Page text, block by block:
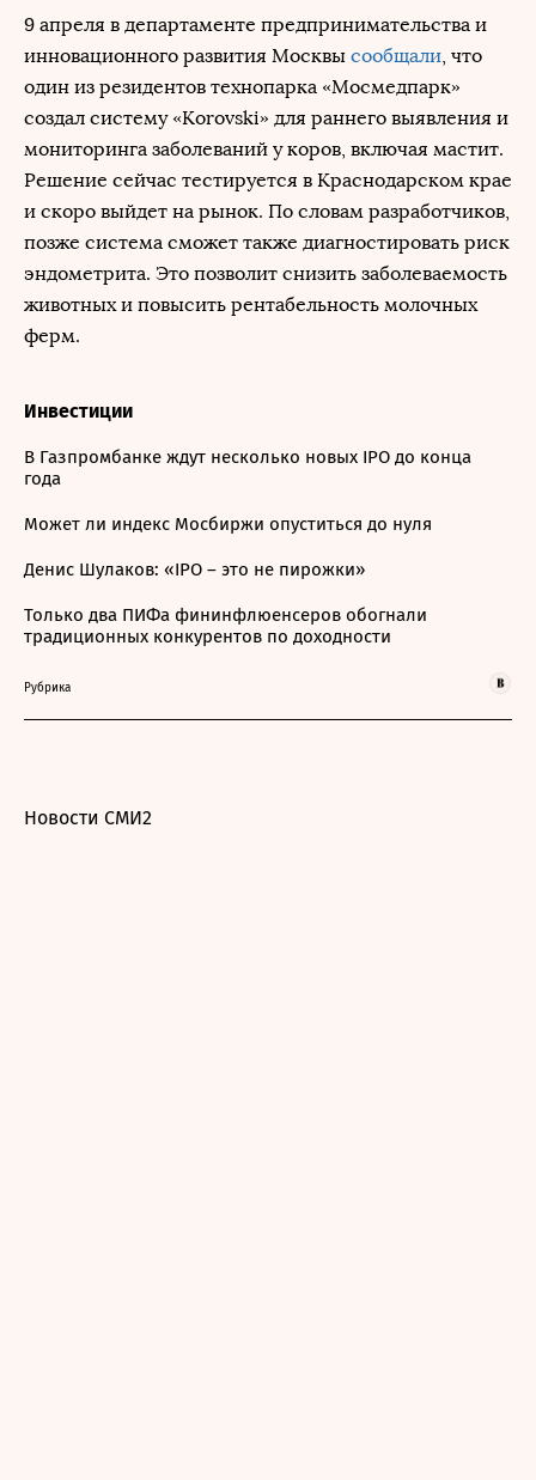
9 апреля в департаменте предпринимательства и
инновационного развития Москвы сообщали, что
один из резидентов технопарка «Мосмедпарк»
создал систему «Korovski» для раннего выявления и
мониторинга заболеваний у коров, включая мастит.
Решение сейчас тестируется в Краснодарском крае
и скоро выйдет на рынок. По словам разработчиков,
позже система сможет также диагностировать риск
эндометрита. Это позволит снизить заболеваемость
животных и повысить рентабельность молочных
ферм.
Инвестиции
В Газпромбанке ждут несколько новых IPO до конца
года
Может ли индекс Мосбиржи опуститься до нуля
Денис Шулаков: «IPO – это не пирожки»
Только два ПИФа фининфлюенсеров обогнали
традиционных конкурентов по доходности
Рубрика
Новости СМИ2